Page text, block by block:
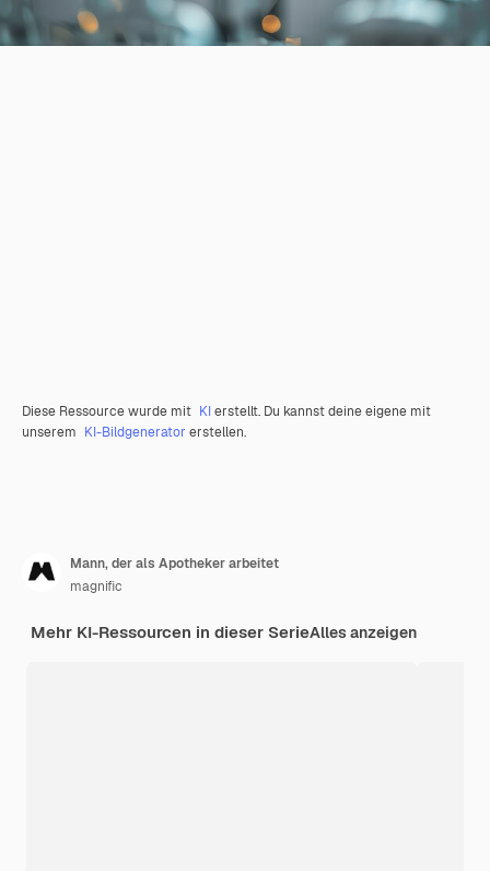
Diese Ressource wurde mit KIerstellt. Du kannst deine eigene mit
unserem KI-Bildgenerator erstellen.
Mann, der als Apotheker arbeitet
magnific
Mehr KI-Ressourcen in dieser SerieAlles anzeigen